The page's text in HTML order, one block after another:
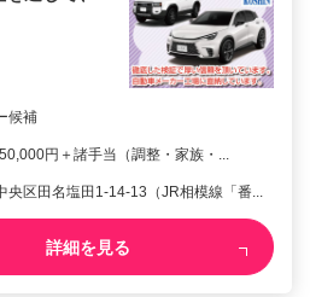
候補
円＋諸手当（調整・家族・...
央区田名塩田1-14-13（JR相模線「番...
詳細を見る